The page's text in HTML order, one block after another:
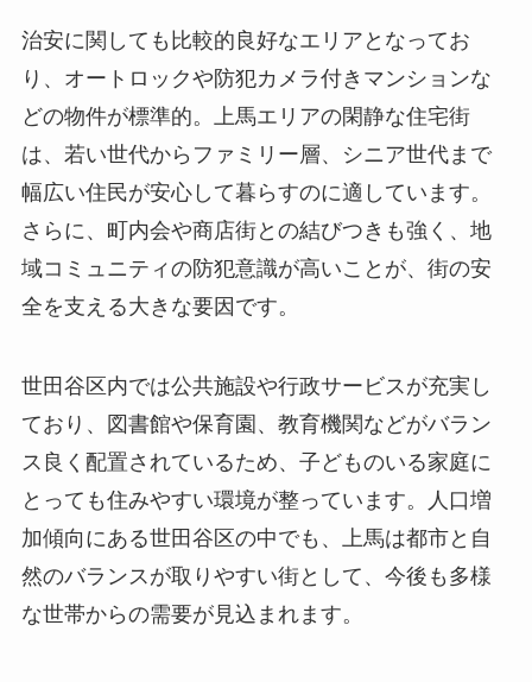
治安に関しても比較的良好なエリアとなってお
り、オートロックや防犯カメラ付きマンションな
どの物件が標準的。上馬エリアの閑静な住宅街
は、若い世代からファミリー層、シニア世代まで
幅広い住民が安心して暮らすのに適しています。
さらに、町内会や商店街との結びつきも強く、地
域コミュニティの防犯意識が高いことが、街の安
全を支える大きな要因です。
世田谷区内では公共施設や行政サービスが充実し
ており、図書館や保育園、教育機関などがバラン
ス良く配置されているため、子どものいる家庭に
とっても住みやすい環境が整っています。人口増
加傾向にある世田谷区の中でも、上馬は都市と自
然のバランスが取りやすい街として、今後も多様
な世帯からの需要が見込まれます。